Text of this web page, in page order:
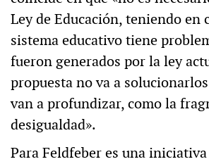
Ley de Educación, teniendo en
sistema educativo tiene
fueron generados por la ley
propuesta no va a
van a profundizar, como la
desigualdad».
Para Feldfeber es una